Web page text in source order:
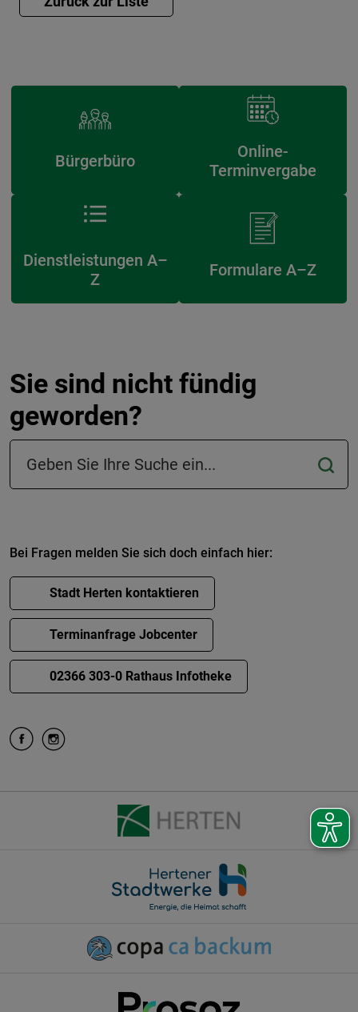
Bürgerbüro
Online-
Terminvergabe
Dienstleistungen A–
Z
Formulare A–Z
Sie sind nicht fündig
geworden?
Suchfeld in der Fußzeile
Bei Fragen melden Sie sich doch einfach hier:
Stadt Herten kontaktieren
Terminanfrage Jobcenter
02366 303-0 Rathaus Infotheke